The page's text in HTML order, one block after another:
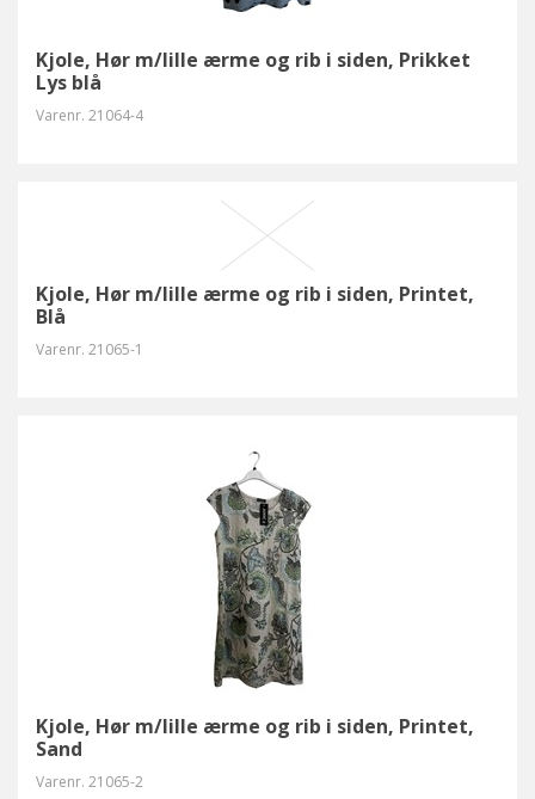
Kjole, Hør m/lille ærme og rib i siden, Prikket
Lys blå
Varenr. 21064-4
Kjole, Hør m/lille ærme og rib i siden, Printet,
Blå
Varenr. 21065-1
Kjole, Hør m/lille ærme og rib i siden, Printet,
Sand
Varenr. 21065-2